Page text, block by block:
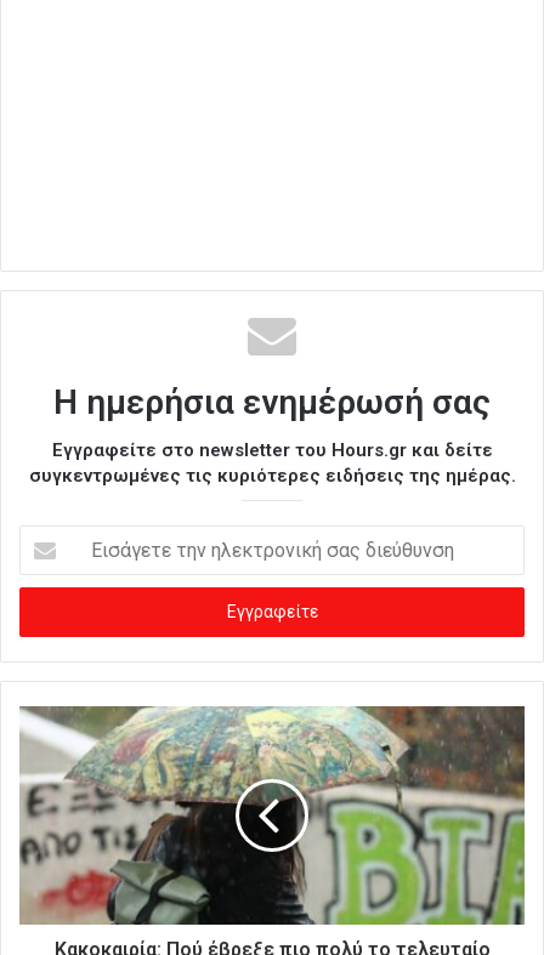
Η ημερήσια ενημέρωσή σας
Εγγραφείτε στο newsletter του Hours.gr και δείτε
συγκεντρωμένες τις κυριότερες ειδήσεις της ημέρας.
σ
γ
ε
ε
τ
ν
η
λ
ε
τ
Κακοκαιρία: Πού έβρεξε πιο πολύ το τελευταίο